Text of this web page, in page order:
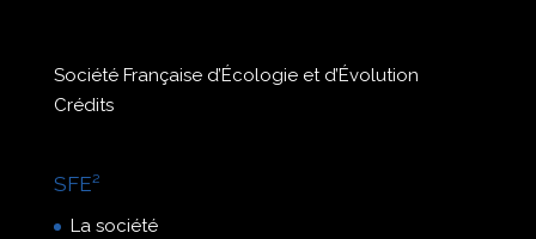
Société Française d’Écologie et d’Évolution
Crédits
SFE²
La société